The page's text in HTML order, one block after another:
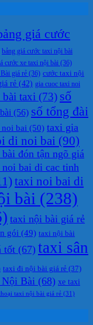
giá cước
bảng giá cước taxi nội bài
cước xe taxi nội bài (36)
giá rẻ (36) cước taxi nội
rẻ (42) gia cuoc taxi noi
taxi (73) số
(56) số tổng đài
bai (50) taxi gia
di noi bai (90)
đón tận ngõ giá
bai di cac tinh
taxi noi bai di
bài (238)
taxi nội bài giá rẻ
gói (49) taxi nội bài
tốt (67) taxi sân
taxi đi nội bài giá rẻ (37)
Bài (68) xe taxi
taxi nội bài giá rẻ (31)